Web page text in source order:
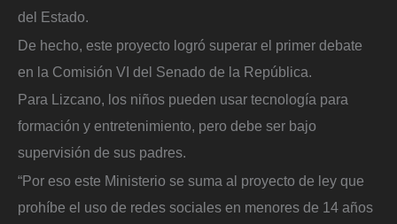
del Estado.
De hecho, este proyecto logró superar el primer debate
en la Comisión VI del Senado de la República.
Para Lizcano, los niños pueden usar tecnología para
formación y entretenimiento, pero debe ser bajo
supervisión de sus padres.
“Por eso este Ministerio se suma al proyecto de ley que
prohíbe el uso de redes sociales en menores de 14 años